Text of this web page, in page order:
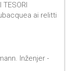
ai relitti
Inženjer -